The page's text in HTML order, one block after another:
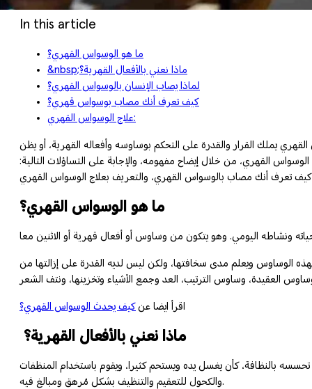
In this article
ما هو الوسواس القهري؟
&nbsp;ماذا نعني بالأفعال القهرية؟
لماذا يصاب الإنسان بالوسواس القهري؟
كيف تعرف أنك مصاب بوسواس قهري؟
علاج الوسواس القهري:
يملك القرار والقدرة على التحكم بوساوسه وأفعاله القهرية، أو يظن
القهري، من خلال إيضاح مفهومه، والإجابة على التساؤلات التالية:
ما هو الوسواس القهري؟
الوساوس ويعلم مدى سخافتها، ولكن ليس لديه القدرة على إزالتها من
اقرأ ايضا عن كيف يحدث الوسواس القهري؟
ماذا نعني بالأفعال القهرية؟
بالنظافة، كأن يغسل يده ويستحم كثيرا، ويقوم باستخدام المنظفات
والكحول للتعقيم والتنظيف بشكل مُرهق ومبالغ فيه.